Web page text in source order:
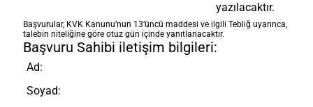
yazılacaktır.
Başvurular, KVK Kanunu’nun 13’üncü maddesi ve ilgili Tebliğ uyarınca,
talebin niteliğine göre otuz gün içinde yanıtlanacaktır.
Başvuru Sahibi iletişim bilgileri:
Ad:
Soyad: